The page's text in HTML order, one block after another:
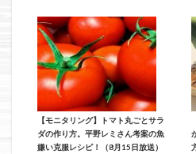
【モニタリング】トマト丸ごとサラ
ダの作り方。平野レミさん考案の魚
嫌い克服レシピ！（8月15日放送）